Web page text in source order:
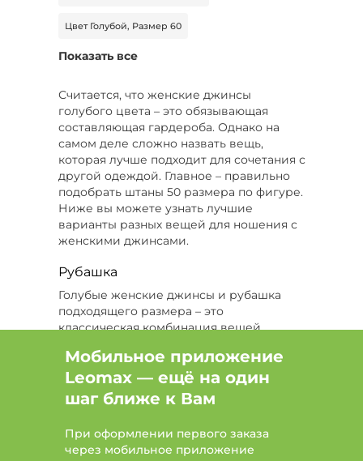
Цвет Голубой, Размер 60
Цвет Серый, Размер 54, Сезон Демисезон
Цвет Серый, Размер 50, Сезон Демисезон
Цвет Черный, Размер 58-60
Цвет Черный, Размер 48
Цвет Синий, Размер 52, Сезон Все
Цвет Голубой, Сезон Все
Размер 56, Сезон Зима
Цвет Черный, Размер 58, Сезон Зима
Цвет Синий, Размер 48, Сезон Зима
Показать все
Считается, что женские джинсы
голубого цвета – это обязывающая
составляющая гардероба. Однако на
самом деле сложно назвать вещь,
которая лучше подходит для сочетания с
другой одеждой. Главное – правильно
подобрать штаны 50 размера по фигуре.
Ниже вы можете узнать лучшие
варианты разных вещей для ношения с
женскими джинсами.
Рубашка
Голубые женские джинсы и рубашка
подходящего размера – это
классическая комбинация вещей.
– яркой, темной, голубой. Если вы
отдали предпочтение светлой рубашке,
проследите за тем, чтобы она
соответствовала оттенку штанов. Так, не
определенного размера кремовую либо
желтоватую рубашку. В противном
Мобильное приложение
Leomax — ещё на один
шаг ближе к Вам
При оформлении первого заказа
через мобильное приложение